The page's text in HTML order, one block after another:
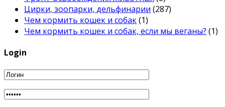
Цирки, зоопарки, дельфинарии (287)
Чем кормить кошек и собак(1)
Чем кормить кошек и собак, если мы веганы? (1)
Login